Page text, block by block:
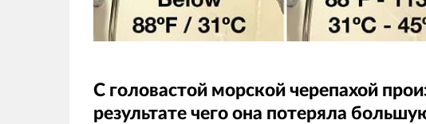
С головастой морской черепахой
результате чего она потеряла